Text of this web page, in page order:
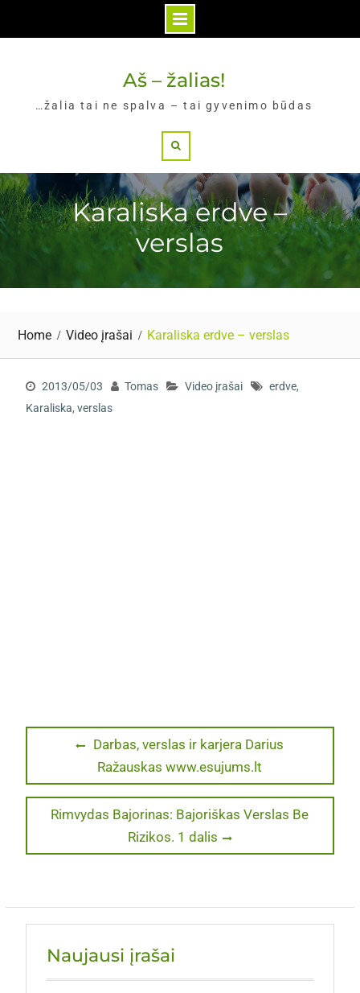
Aš – žalias!
…žalia tai ne spalva – tai gyvenimo būdas
Karaliska erdve –
verslas
Home Video įrašai Karaliska erdve – verslas
2013/05/03 Tomas Video įrašai erdve,
Karaliska, verslas
Navigacija
įrašų
Previous
post:
Darbas, verslas ir karjera Darius
Ražauskas www.esujums.lt
Next
Rimvydas Bajorinas: Bajoriškas Verslas Be
Rizikos. 1 dalis
Naujausi įrašai